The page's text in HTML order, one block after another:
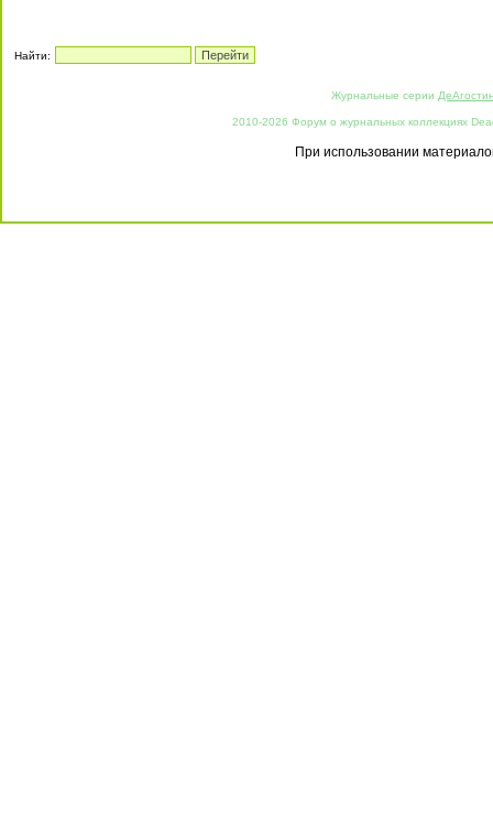
Найти:
Журнальные серии
2010-2026 Форум о журнальных коллекциях
При использовании